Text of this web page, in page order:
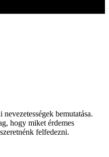
bemutatása.
hogy miket érdemes
felfedezni.